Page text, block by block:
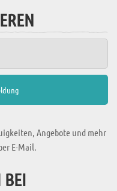
Angebote und mehr
E-Mail.
BEI